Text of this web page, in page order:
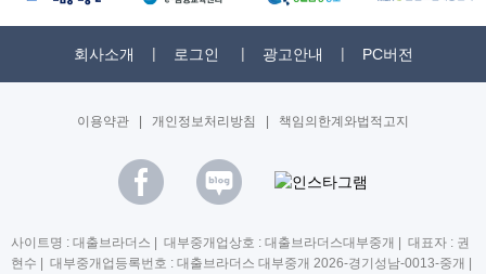
회사소개 로그인 광고안내 PC버전
이용약관 개인정보처리방침 책임의한계와법적고지
사이트명 : 대출브라더스 | 대부중개업상호 : 대출브라더스대부중개 | 대표자 : 권
현수 | 대부중개업등록번호 : 대출브라더스 대부중개 2026-경기성남-0013-중개 |